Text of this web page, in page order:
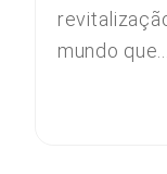
mundo que...